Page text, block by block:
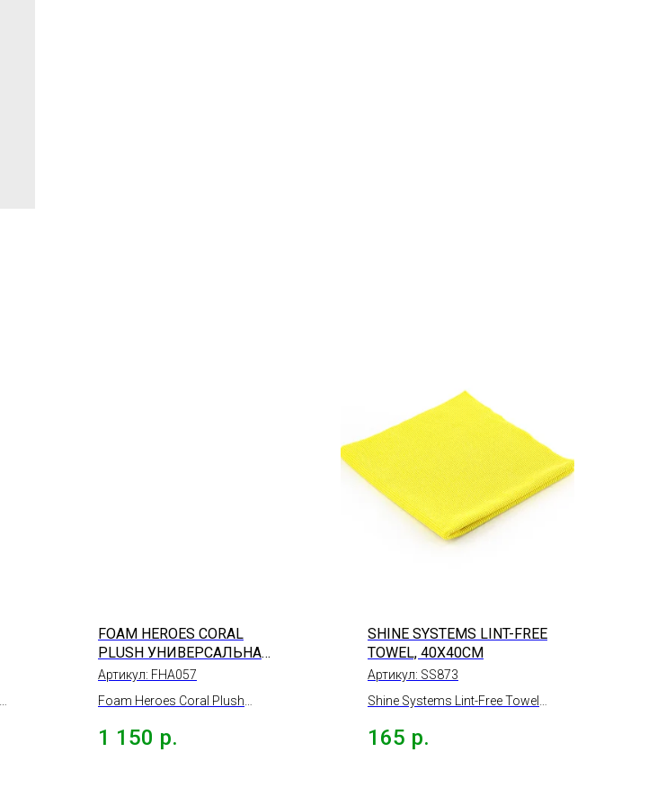
FOAM HEROES CORAL
PLUSH УНИВЕРСАЛЬНАЯ
МИКРОФИБРА ДЛЯ
СОСТАВОВ 40Х40СМ,
100Г/М2
Артикул: FHA057
Foam Heroes Coral Plush
для располировки составов
1 150 р.
SHINE SYSTEMS LINT-FREE
TOWEL, 40Х40СМ
Артикул: SS873
Shine Systems Lint-Free Towel
микрофибра стрейч, 40х40см.
165 р.